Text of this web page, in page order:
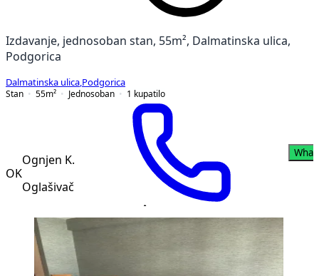
Izdavanje, jednosoban stan, 55m², Dalmatinska ulica,
Podgorica
Dalmatinska ulica Podgorica
Stan
55m² Jednosoban 1 kupatilo
OK
Ognjen K.
Oglašivač